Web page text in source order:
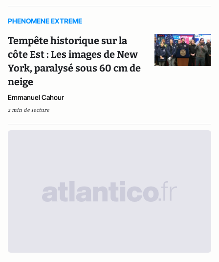
PHENOMENE EXTREME
Tempête historique sur la
côte Est : Les images de New
York, paralysé sous 60 cm de
neige
Emmanuel Cahour
2 min de lecture